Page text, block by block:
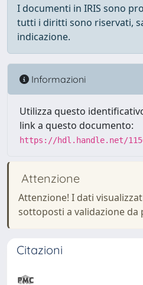
I documenti in IRIS sono
tutti i diritti sono riservati,
indicazione.
Informazioni
Utilizza questo
link a questo documento:
https://hdl.handle.net/
Attenzione
Attenzione! I dati
sottoposti a validazione da
Citazioni